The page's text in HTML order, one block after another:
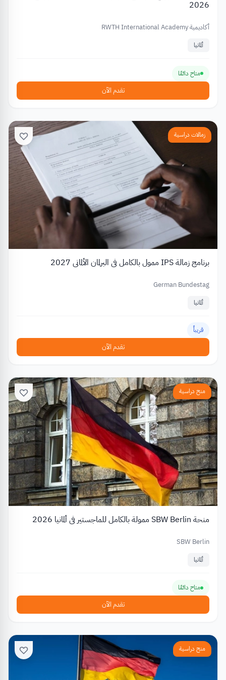
2026
أكاديمية RWTH International Academy
ألمانيا
متاح دائمًا
تقدم الآن
زمالات دراسية
برنامج زمالة IPS ممول بالكامل في البرلمان الألماني 2027
German Bundestag
ألمانيا
قريباً
تقدم الآن
منح دراسية
منحة SBW Berlin ممولة بالكامل للماجستير في ألمانيا 2026
SBW Berlin
ألمانيا
متاح دائمًا
تقدم الآن
منح دراسية